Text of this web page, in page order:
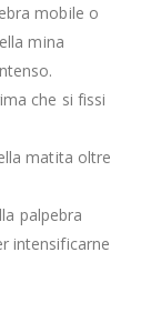
mobile o
mina
che si fissi
matita oltre
palpebra
intensificarne